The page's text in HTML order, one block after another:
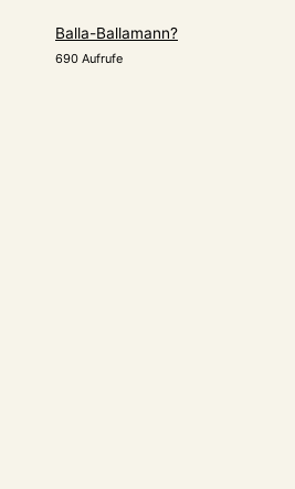
Balla-Ballamann?
690 Aufrufe